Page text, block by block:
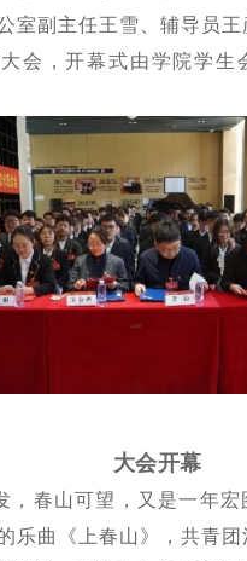
室副主任王雪、辅导员王
会，开幕式由学院学生
大会开幕
，春山可望，又是一年宏
乐曲《上春山》，共青团